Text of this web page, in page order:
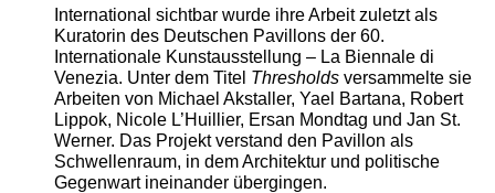
International sichtbar wurde ihre Arbeit zuletzt als
Kuratorin des Deutschen Pavillons der 60.
Internationale Kunstausstellung – La Biennale di
Venezia. Unter dem Titel Thresholdsversammelte sie
Arbeiten von Michael Akstaller, Yael Bartana, Robert
Lippok, Nicole L’Huillier, Ersan Mondtag und Jan St.
Werner. Das Projekt verstand den Pavillon als
Schwellenraum, in dem Architektur und politische
Gegenwart ineinander übergingen.